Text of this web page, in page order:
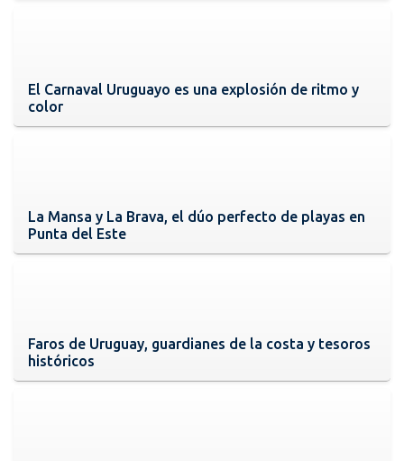
El Carnaval Uruguayo es una explosión de ritmo y
color
La Mansa y La Brava, el dúo perfecto de playas en
Punta del Este
Faros de Uruguay, guardianes de la costa y tesoros
históricos